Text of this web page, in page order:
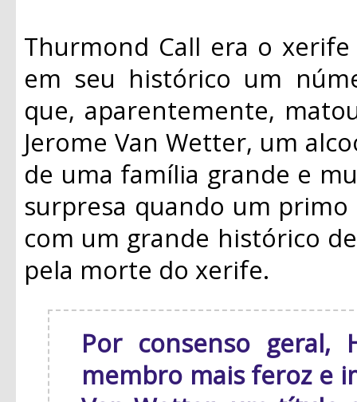
Thurmond Call era o
em seu histórico um
que, aparentemente,
Jerome Van Wetter, um
de uma família grande e
surpresa quando um primo
com um grande histórico
pela morte do xerife.
Por consenso geral,
membro mais feroz e